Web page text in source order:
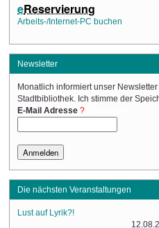
eReservierung
Arbeits-/Internet-PC buchen
Newsletter
Monatlich informiert unser
Stadtbibliothek. Ich stimme der
E-Mail Adresse
Die nächsten Veranstaltungen
Lust auf Lyrik?!